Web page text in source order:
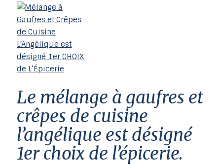
le mélange à gaufres et
crêpes de cuisine
l’angélique est désigné
1er choix de l’épicerie.